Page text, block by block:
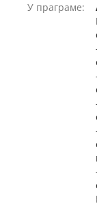
У праграме: